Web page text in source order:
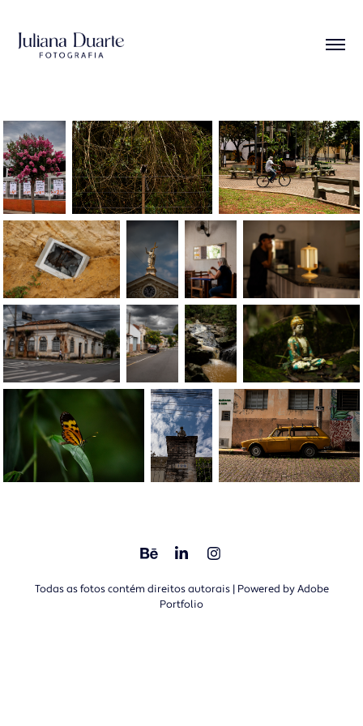
Todas as fotos contém direitos autorais | Powered byAdobe
Portfolio